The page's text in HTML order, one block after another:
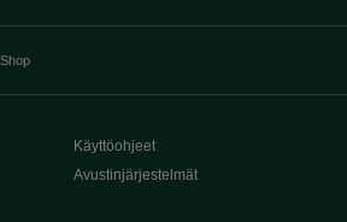
Käyttöohjeet
Avustinjärjestelmät